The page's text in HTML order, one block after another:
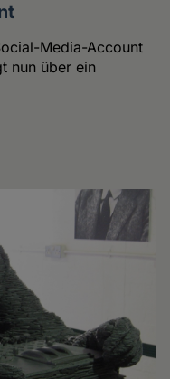
Media-Account
nun über ein